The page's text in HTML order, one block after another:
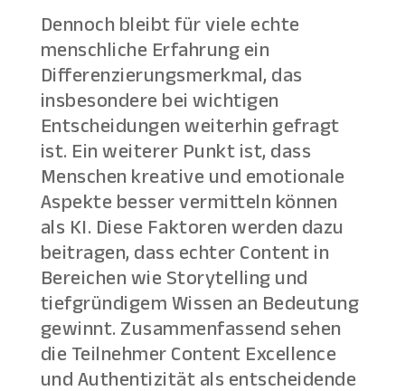
Dennoch bleibt für viele echte
menschliche Erfahrung ein
Differenzierungsmerkmal, das
insbesondere bei wichtigen
Entscheidungen weiterhin gefragt
ist. Ein weiterer Punkt ist, dass
Menschen kreative und emotionale
Aspekte besser vermitteln können
als KI. Diese Faktoren werden dazu
beitragen, dass echter Content in
Bereichen wie Storytelling und
tiefgründigem Wissen an Bedeutung
gewinnt. Zusammenfassend sehen
die Teilnehmer Content Excellence
und Authentizität als entscheidende